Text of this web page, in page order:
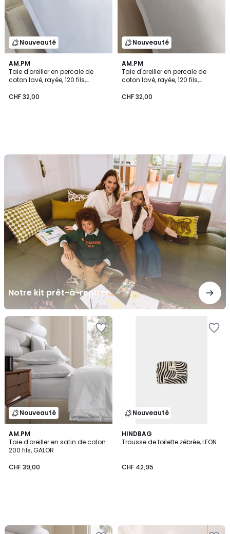
Nouveauté
AM.PM
Taie d'oreiller en percale de
coton lavé, rayée, 120 fils,
CHF 32,00
Notre kit prêt-à-rentrer
Notre
rentrer
Nouveauté
AM.PM
Taie d'oreiller en percale de
coton lavé, rayée, 120 fils,
CHF 32,00
Nouveauté
AM.PM
Taie d'oreiller en satin de coton
200 fils, GALOR
CHF 39,00
Nouveauté
HINDBAG
Trousse de toilette zébrée, LEON
CHF 42,95